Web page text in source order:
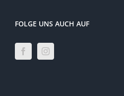
FOLGE UNS AUCH AUF